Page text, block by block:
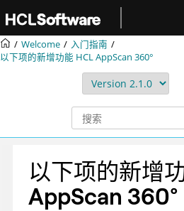
Welcome
入门指南
以下项的新增功能 HCL AppScan 360°
以下项的新增
AppScan 360°